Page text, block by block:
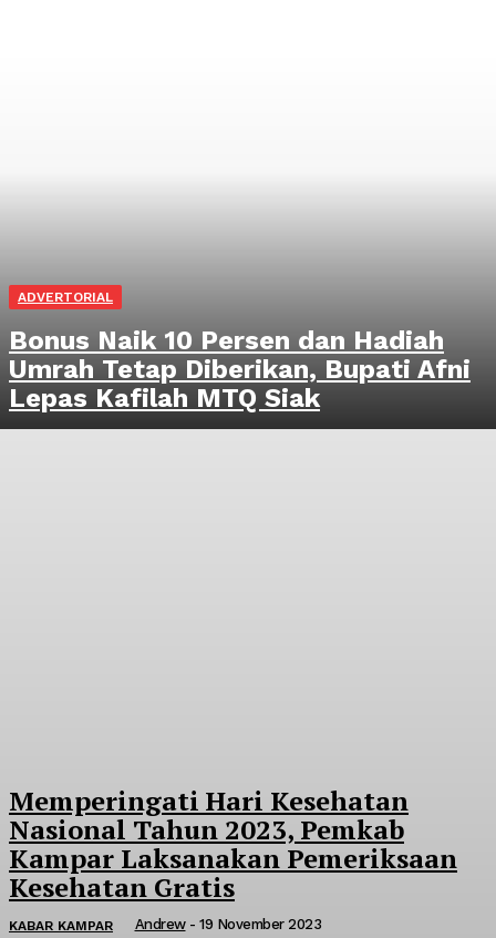
ADVERTORIAL
Bonus Naik 10 Persen dan Hadiah
Umrah Tetap Diberikan, Bupati Afni
Lepas Kafilah MTQ Siak
Memperingati Hari Kesehatan
Nasional Tahun 2023, Pemkab
Kampar Laksanakan Pemeriksaan
Kesehatan Gratis
KABAR KAMPAR Andrew - 19 November 2023